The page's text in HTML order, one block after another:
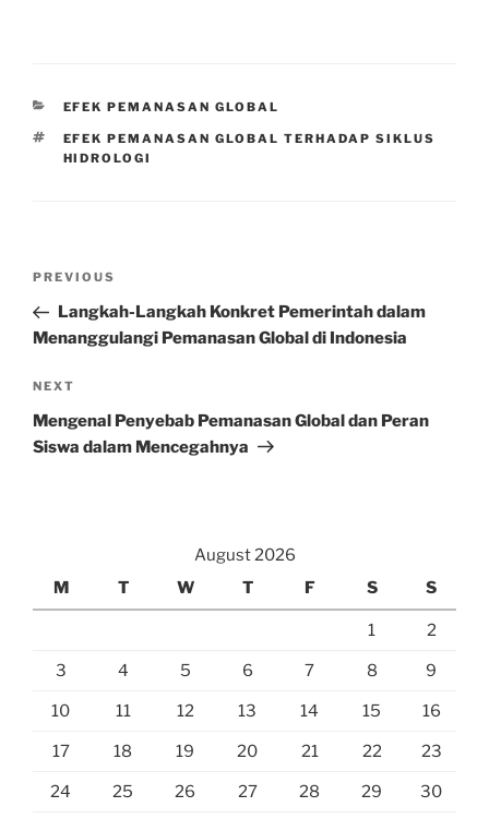
CATEGORIES
EFEK PEMANASAN GLOBAL
TAGS
EFEK PEMANASAN GLOBAL TERHADAP SIKLUS
HIDROLOGI
Previous
Post
PREVIOUS
Langkah-Langkah Konkret Pemerintah dalam
Menanggulangi Pemanasan Global di Indonesia
Next
Post
NEXT
Mengenal Penyebab Pemanasan Global dan Peran
Siswa dalam Mencegahnya
August 2026
M
T W T F S S
1 2
3 4 5 6 7 8 9
10 11 12 13 14 15 16
17 18 19 20 21 22 23
24 25 26 27 28 29 30